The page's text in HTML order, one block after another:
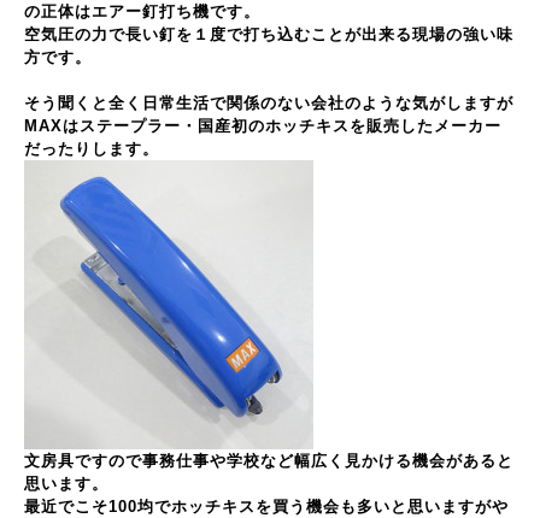
の正体はエアー釘打ち機です。
空気圧の力で長い釘を１度で打ち込むことが出来る現場の強い味
方です。
そう聞くと全く日常生活で関係のない会社のような気がしますが
MAXはステープラー・国産初のホッチキスを販売したメーカー
だったりします。
文房具ですので事務仕事や学校など幅広く見かける機会があると
思います。
最近でこそ100均でホッチキスを買う機会も多いと思いますがや